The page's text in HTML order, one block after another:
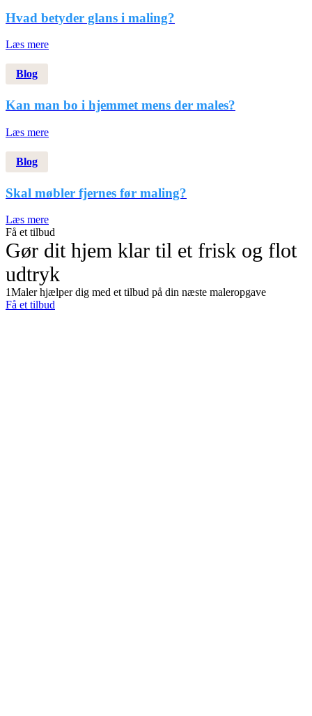
Hvad betyder glans i maling?
Læs mere
Blog
Kan man bo i hjemmet mens der males?
Læs mere
Blog
Skal møbler fjernes før maling?
Læs mere
Få et tilbud
Gør dit hjem klar til et frisk og flot
udtryk
1Maler hjælper dig med et tilbud på din næste maleropgave
Få et tilbud